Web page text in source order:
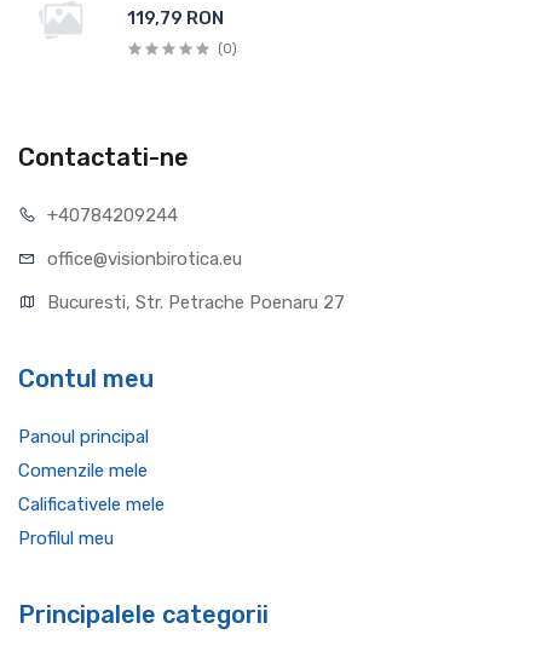
119,79 RON
(0)
Contactati-ne
+40784209244
office@visionbirotica.eu
Bucuresti, Str. Petrache Poenaru 27
Contul meu
Panoul principal
Comenzile mele
Calificativele mele
Profilul meu
Principalele categorii